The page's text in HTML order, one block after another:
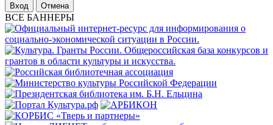
Отмена
ВСЕ БАННЕРЫ